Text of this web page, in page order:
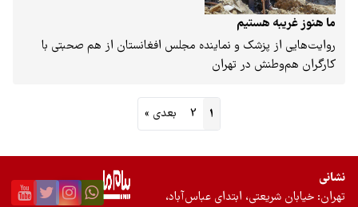
هستیم
پزشک و نماینده مجلس افغانستان از هم صحبتی با
در تهران
ابتدای عباس‌آباد،